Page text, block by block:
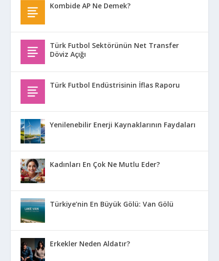
Kombide AP Ne Demek?
Türk Futbol Sektörünün Net Transfer
Döviz Açığı
Türk Futbol Endüstrisinin İflas Raporu
Yenilenebilir Enerji Kaynaklarının Faydaları
Kadınları En Çok Ne Mutlu Eder?
Türkiye’nin En Büyük Gölü: Van Gölü
Erkekler Neden Aldatır?